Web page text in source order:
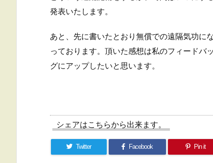
発表いたします。
あと、先に書いたとおり無償での遠隔気功に
っております。頂いた感想は私のフィードバ
グにアップしたいと思います。
シェアはこちらから出来ます。
Twitter Facebook Pin it